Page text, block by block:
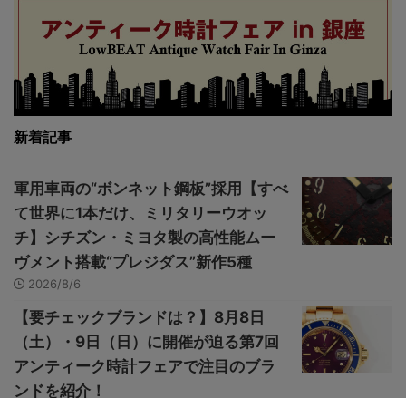
新着記事
軍用車両の“ボンネット鋼板”採用【すべ
て世界に1本だけ、ミリタリーウオッ
チ】シチズン・ミヨタ製の高性能ムー
ヴメント搭載“プレジダス”新作5種
2026/8/6
【要チェックブランドは？】8月8日
（土）・9日（日）に開催が迫る第7回
アンティーク時計フェアで注目のブラ
ンドを紹介！